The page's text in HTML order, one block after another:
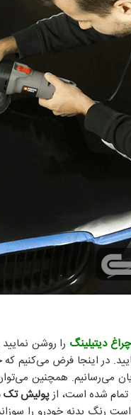
چراغ دیتیلینگ را روشن
در اینجا فرض می‌کنیم
می‌رسانیم. همچنین
شده است، ازپولیش تک